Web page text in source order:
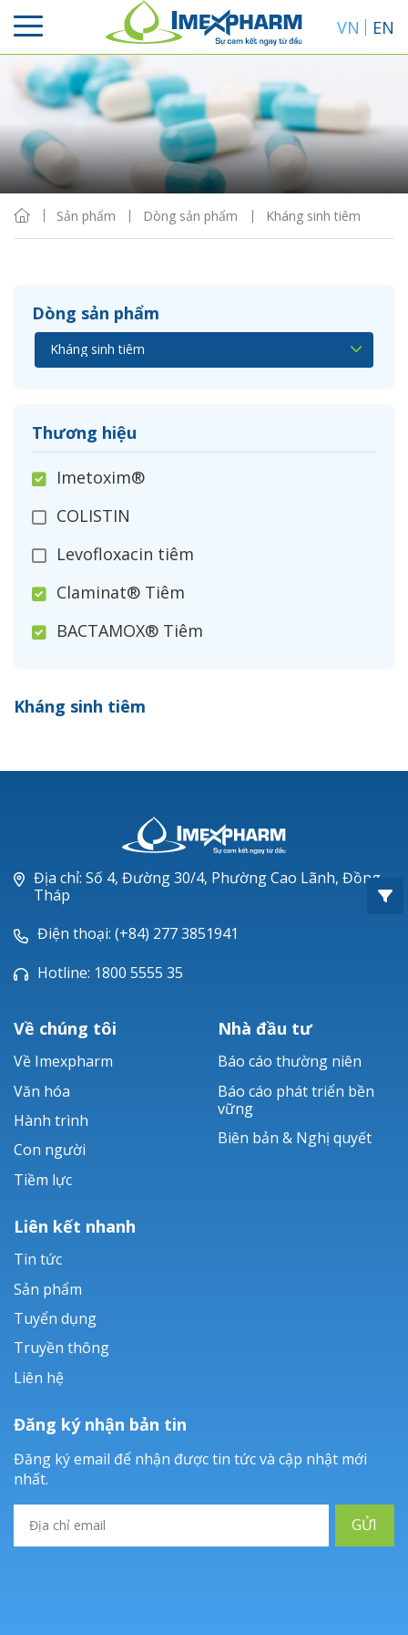
VN EN
Sản phẩm Dòng sản phẩm Kháng sinh tiêm
Dòng sản phẩm
Thương hiệu
Imetoxim®
COLISTIN
Levofloxacin tiêm
Claminat® Tiêm
BACTAMOX® Tiêm
Ceftizoxim®
Piperacillin
Ticarlinat®
Zobacta®
Bacsulfo®
Kháng sinh tiêm
Sắp xếp
Hiển thị
Địa chỉ: Số 4, Đường 30/4, Phường Cao Lãnh, Đồng
Tháp
Điện thoại: (+84) 277 3851941
Hotline: 1800 5555 35
Về chúng tôi
Về Imexpharm
Văn hóa
Hành trình
Con người
Tiềm lực
Nhà đầu tư
Báo cáo thường niên
Báo cáo phát triển bền
vững
Biên bản & Nghị quyết
Liên kết nhanh
Tin tức
Sản phẩm
Tuyển dụng
Truyền thông
Liên hệ
Đăng ký nhận bản tin
Đăng ký email để nhận được tin tức và cập nhật mới
nhất.
GỬI